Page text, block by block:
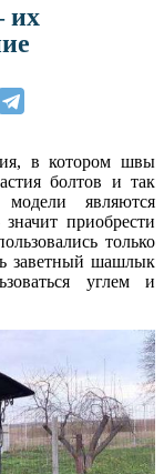
их
в котором швы
болтов и так
являются
значит приобрести
только
заветный шашлык
углем и